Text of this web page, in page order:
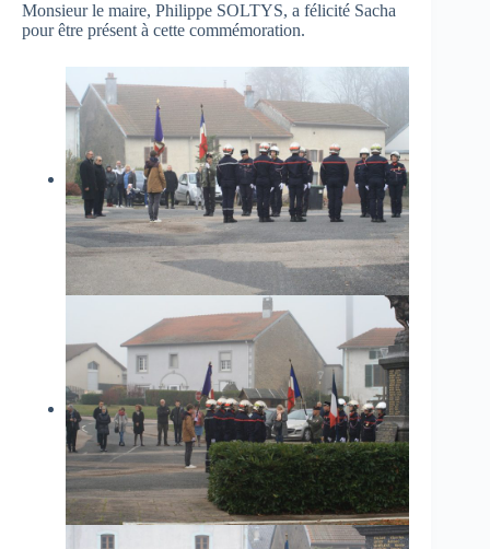
Monsieur le maire, Philippe SOLTYS, a félicité Sacha
pour être présent à cette commémoration.